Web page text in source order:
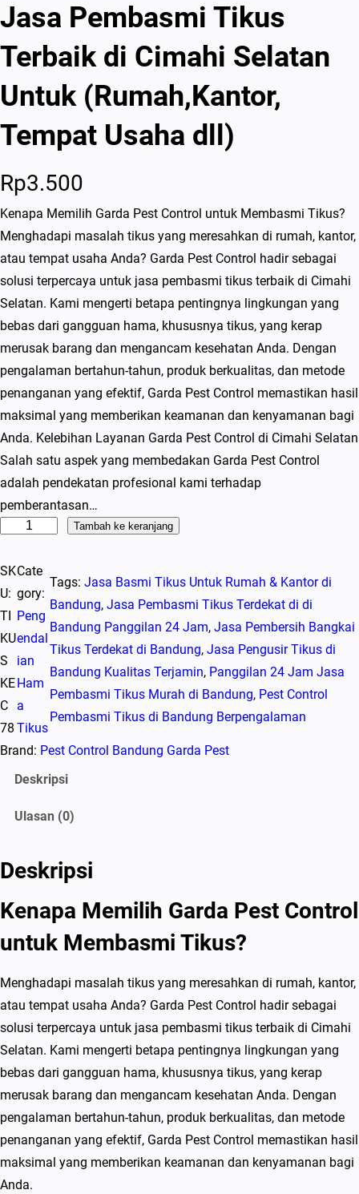
Jasa Pembasmi Tikus
Terbaik di Cimahi Selatan
Untuk (Rumah,Kantor,
Tempat Usaha dll)
Rp3.500
Kenapa Memilih Garda Pest Control untuk Membasmi Tikus?
Menghadapi masalah tikus yang meresahkan di rumah, kantor,
atau tempat usaha Anda? Garda Pest Control hadir sebagai
solusi terpercaya untuk jasa pembasmi tikus terbaik di Cimahi
Selatan. Kami mengerti betapa pentingnya lingkungan yang
bebas dari gangguan hama, khususnya tikus, yang kerap
merusak barang dan mengancam kesehatan Anda. Dengan
pengalaman bertahun-tahun, produk berkualitas, dan metode
penanganan yang efektif, Garda Pest Control memastikan hasil
maksimal yang memberikan keamanan dan kenyamanan bagi
Anda. Kelebihan Layanan Garda Pest Control di Cimahi Selatan
Salah satu aspek yang membedakan Garda Pest Control
adalah pendekatan profesional kami terhadap
pemberantasan…
a
n
t
i
t
a
s
J
a
m
a
m
i
k
u
b
Tambah ke keranjang
SK
U:
TI
KU
S
KE
C
78
Cate
gory:
Peng
endal
ian
Ham
a
Tikus
Tags: Jasa Basmi Tikus Untuk Rumah & Kantor di
Bandung, Jasa Pembasmi Tikus Terdekat di di
Bandung Panggilan 24 Jam, Jasa Pembersih Bangkai
Tikus Terdekat di Bandung, Jasa Pengusir Tikus di
Bandung Kualitas Terjamin, Panggilan 24 Jam Jasa
Pembasmi Tikus Murah di Bandung, Pest Control
Pembasmi Tikus di Bandung Berpengalaman
Brand: Pest Control Bandung Garda Pest
Deskripsi
Ulasan (0)
Deskripsi
Kenapa Memilih Garda Pest Control
untuk Membasmi Tikus?
Menghadapi masalah tikus yang meresahkan di rumah, kantor,
atau tempat usaha Anda? Garda Pest Control hadir sebagai
solusi terpercaya untuk jasa pembasmi tikus terbaik di Cimahi
Selatan. Kami mengerti betapa pentingnya lingkungan yang
bebas dari gangguan hama, khususnya tikus, yang kerap
merusak barang dan mengancam kesehatan Anda. Dengan
pengalaman bertahun-tahun, produk berkualitas, dan metode
penanganan yang efektif, Garda Pest Control memastikan hasil
maksimal yang memberikan keamanan dan kenyamanan bagi
Anda.